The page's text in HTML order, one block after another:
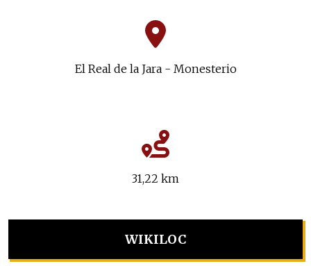
El Real de la Jara - Monesterio
31,22 km
WIKILOC